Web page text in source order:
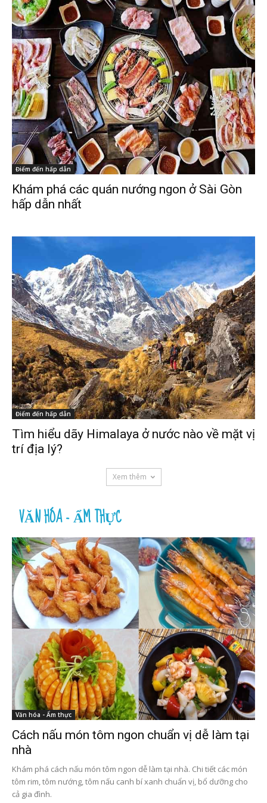
Điểm đến hấp dẫn
Khám phá các quán nướng ngon ở Sài Gòn
hấp dẫn nhất
Điểm đến hấp dẫn
Tìm hiểu dãy Himalaya ở nước nào về mặt vị
trí địa lý?
Xem thêm
VĂN HÓA - ẨM THỰC
Văn hóa - Ẩm thực
Cách nấu món tôm ngon chuẩn vị dễ làm tại
nhà
Khám phá cách nấu món tôm ngon dễ làm tại nhà. Chi tiết các món
tôm rim, tôm nướng, tôm nấu canh bí xanh chuẩn vị, bổ dưỡng cho
cả gia đình.